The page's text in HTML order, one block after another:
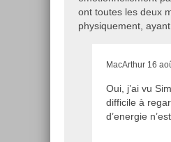
ont toutes les deux
physiquement,
MacArthur 16
Oui, j’ai vu
difficile à
d’energie